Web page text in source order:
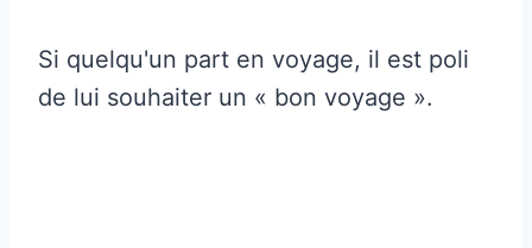
Si quelqu'un part en voyage, il est poli
de lui souhaiter un « bon voyage ».